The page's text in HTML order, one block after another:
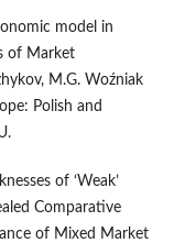
model in
of Market
M.G. Woźniak
Polish and
of ‘Weak’
Comparative
of Mixed Market